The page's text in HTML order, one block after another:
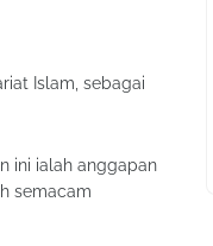
ini ialah anggapan
semacam